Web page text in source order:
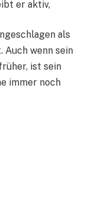
er aktiv,
als
Auch wenn sein
ist sein
immer noch